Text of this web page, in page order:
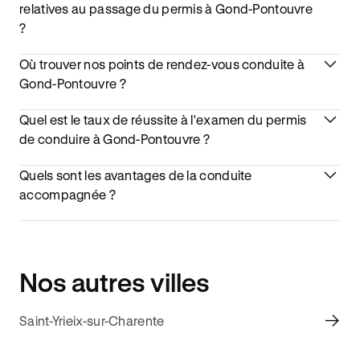
relatives au passage du permis à Gond-Pontouvre
?
Où trouver nos points de rendez-vous conduite à
Gond-Pontouvre ?
Quel est le taux de réussite à l'examen du permis
de conduire à Gond-Pontouvre ?
Quels sont les avantages de la conduite
accompagnée ?
Nos autres villes
Saint-Yrieix-sur-Charente